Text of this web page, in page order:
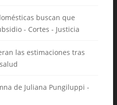
buscan que
- Cortes - Justicia
las estimaciones tras
de Juliana Pungiluppi -